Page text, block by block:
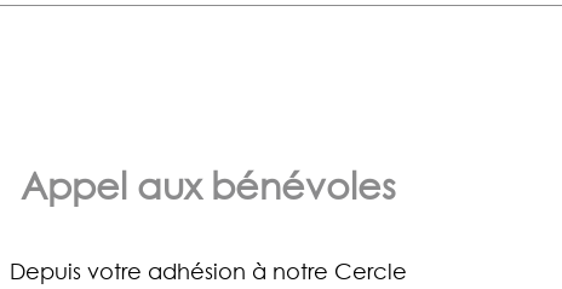
Appel aux bénévoles
Depuis votre adhésion à notre Cercle